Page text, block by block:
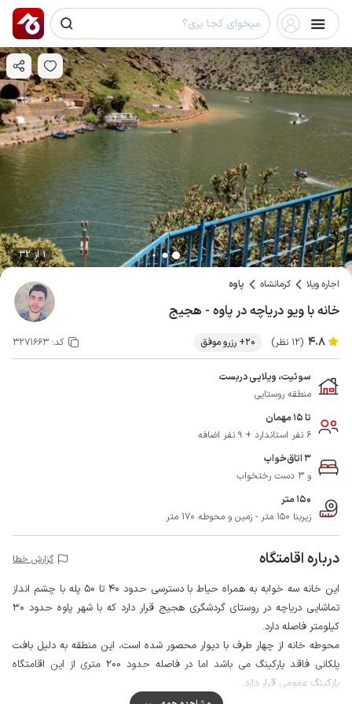
1 از 32
اجاره ویلا کرمانشاه پاوه
خانه با ویو دریاچه در پاوه - هجیج
4.8 (12 نظر) 20+ رزرو موفق کد: 3271663
سوئیت، ویلایی دربست
منطقه روستایی
تا 15 مهمان
6 نفر استاندارد + 9 نفر اضافه
3 اتاق‌خواب
و 3 دست رختخواب
150 متر
زیربنا 150 متر - زمین و محوطه 170 متر
درباره اقامتگاه گزارش خطا
این خانه سه خوابه به همراه حیاط با دسترسی حدود 40 تا 50 پله با چشم انداز
تماشایی دریاچه در روستای گردشگری هجیج قرار دارد که با شهر پاوه حدود 30
کیلومتر فاصله دارد.
محوطه خانه از چهار طرف با دیوار محصور شده است، این منطقه به دلیل بافت
پلکانی فاقد پارکینگ می باشد اما در فاصله حدود 200 متری از این اقامتگاه
پارکینگ عمومی قرار دارد.